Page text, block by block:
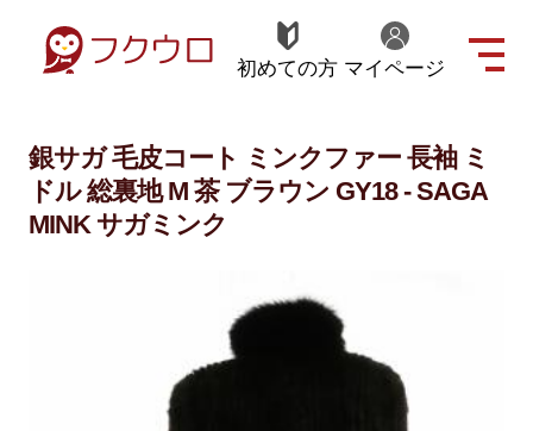
初めての方 マイページ
銀サガ 毛皮コート ミンクファー 長袖 ミ
ドル 総裏地 M 茶 ブラウン GY18 - SAGA
MINK サガミンク